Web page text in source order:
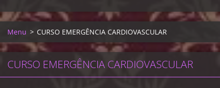
Menu > CURSO EMERGÊNCIA CARDIOVASCULAR
CURSO EMERGÊNCIA CARDIOVASCULAR